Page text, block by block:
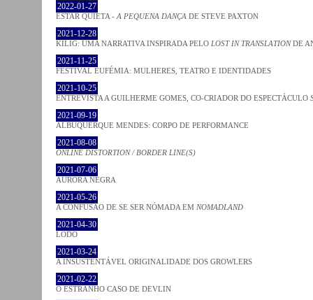
2022-01-27
ESTAR QUIETA - A PEQUENA DANÇA DE STEVE PAXTON
2021-12-28
KILIG: UMA NARRATIVA INSPIRADA PELO LOST IN TRANSLATIONDE
2021-11-25
FESTIVAL EUFÉMIA: MULHERES, TEATRO E IDENTIDADES
2021-10-25
ENTREVISTA A GUILHERME GOMES, CO-CRIADOR DO ESPECTÁCULO
2021-09-19
ALBUQUERQUE MENDES: CORPO DE PERFORMANCE
2021-08-08
ONLINE DISTORTION / BORDER LINE(S)
2021-07-06
AURORA NEGRA
2021-05-26
A CONFUSÃO DE SE SER NÓMADA EM NOMADLAND
2021-04-30
LODO
2021-03-24
A INSUSTENTÁVEL ORIGINALIDADE DOS GROWLERS
2021-02-22
O ESTRANHO CASO DE DEVLIN